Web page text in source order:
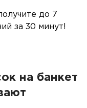
до 7
за 30 минут!
на банкет